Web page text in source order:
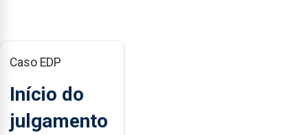
Caso EDP
Início do
julgamento